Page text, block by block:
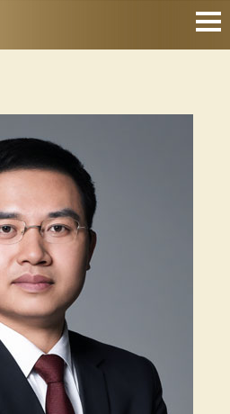
房产纠纷
债权债务
合同纠纷
征地拆迁
关于我们